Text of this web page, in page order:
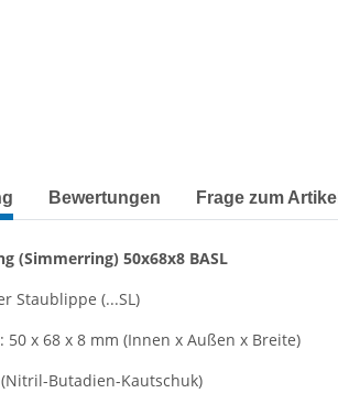
anzeigen
Bewertungen Frage zum Artikel
(Simmerring) 50x68x8 BASL
Staublippe (...SL)
50 x 68 x 8 mm (Innen x Außen x Breite)
Butadien-Kautschuk)